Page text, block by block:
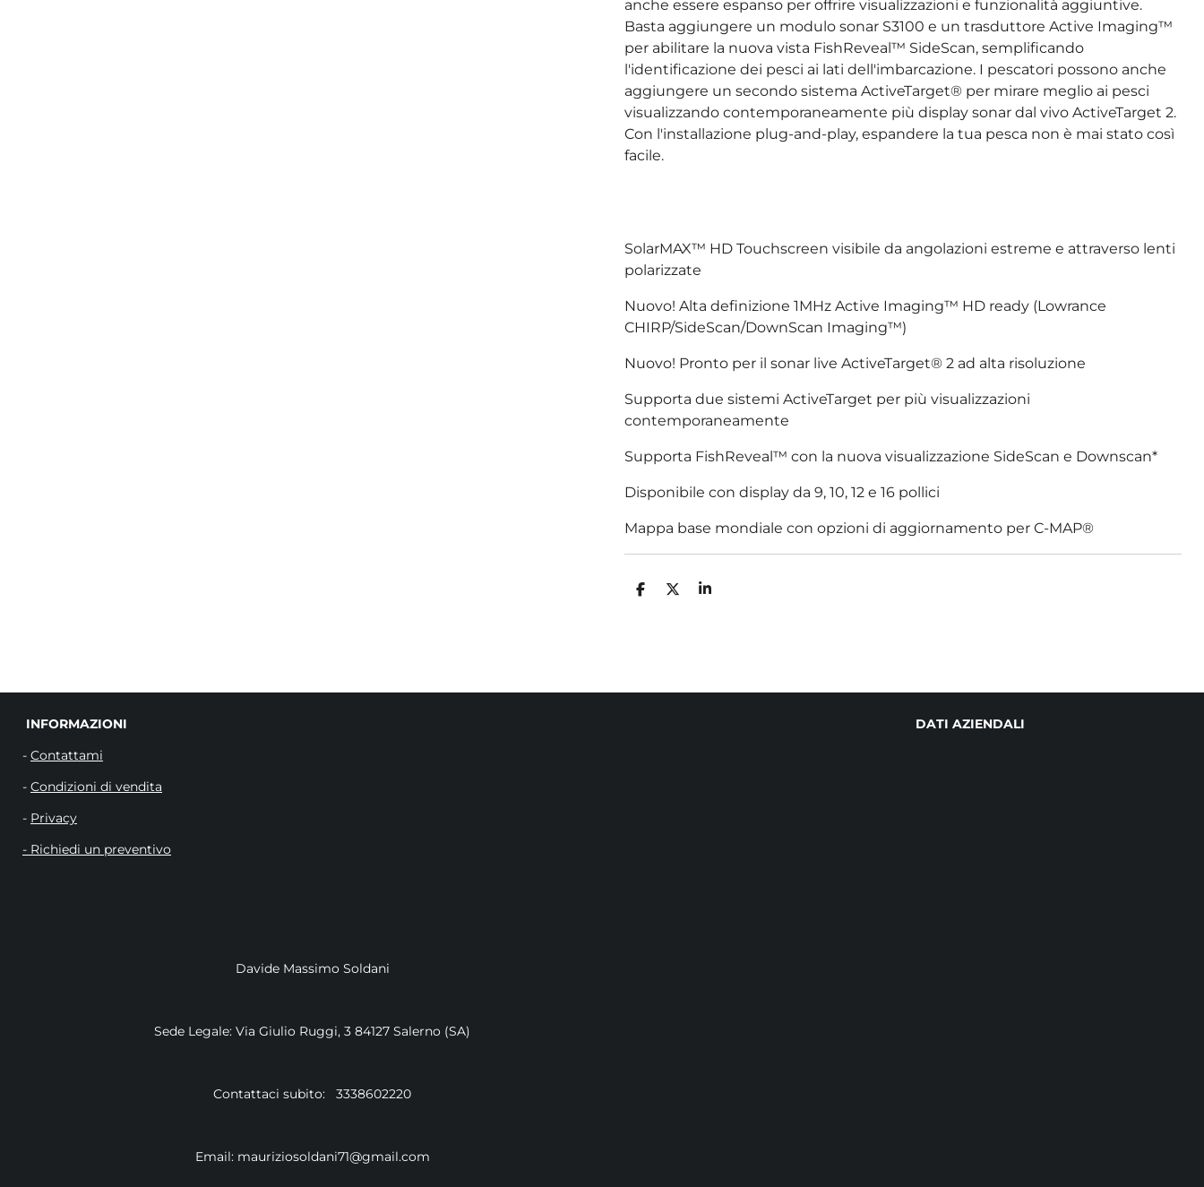
anche essere espanso per offrire visualizzazioni e funzionalità aggiuntive.
Basta aggiungere un modulo sonar S3100 e un trasduttore Active Imaging™
per abilitare la nuova vista FishReveal™ SideScan, semplificando
l'identificazione dei pesci ai lati dell'imbarcazione. I pescatori possono anche
aggiungere un secondo sistema ActiveTarget® per mirare meglio ai pesci
visualizzando contemporaneamente più display sonar dal vivo ActiveTarget 2.
Con l'installazione plug-and-play, espandere la tua pesca non è mai stato così
facile.
SolarMAX™ HD Touchscreen visibile da angolazioni estreme e attraverso lenti
polarizzate
Nuovo! Alta definizione 1MHz Active Imaging™ HD ready (Lowrance
CHIRP/SideScan/DownScan Imaging™)
Nuovo! Pronto per il sonar live ActiveTarget® 2 ad alta risoluzione
Supporta due sistemi ActiveTarget per più visualizzazioni
contemporaneamente
Supporta FishReveal™ con la nuova visualizzazione SideScan e Downscan*
Disponibile con display da 9, 10, 12 e 16 pollici
Mappa base mondiale con opzioni di aggiornamento per C-MAP®
C
D
C
D
C
D
INFORMAZIONI DATI AZIENDALI
- Contattami
- Condizioni di vendita
- Privacy
- Richiedi un preventivo
Davide Massimo Soldani
Sede Legale: Via Giulio Ruggi, 3 84127 Salerno (SA)
Contattaci subito: 3338602220
Email: mauriziosoldani71@gmail.com